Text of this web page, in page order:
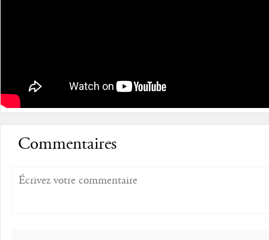
Commentaires